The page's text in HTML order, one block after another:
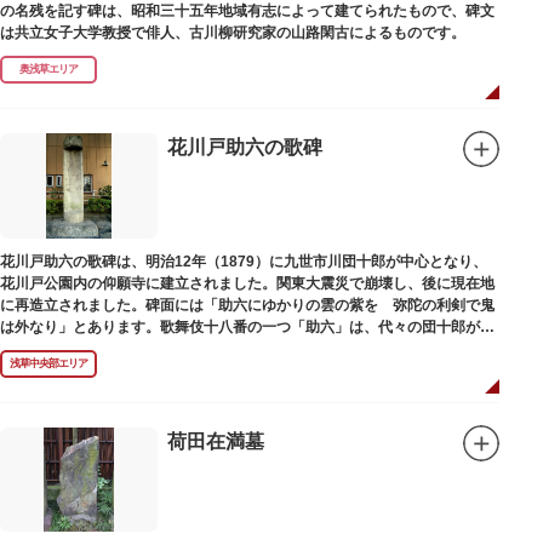
の名残を記す碑は、昭和三十五年地域有志によって建てられたもので、碑文
は共立女子大学教授で俳人、古川柳研究家の山路閑古によるものです。
奥浅草エリア
花川戸助六の歌碑
花川戸助六の歌碑は、明治12年（1879）に九世市川団十郎が中心となり、
花川戸公園内の仰願寺に建立されました。関東大震災で崩壊し、後に現在地
に再造立されました。碑面には「助六にゆかりの雲の紫を 弥陀の利剣で鬼
は外なり」とあります。歌舞伎十八番の一つ「助六」は、代々の団十郎が伝
えていますが、助六の実像は不明です。
浅草中央部エリア
荷田在満墓